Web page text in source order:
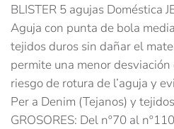
BLISTER 5 agujas Doméstica
Aguja con punta de bola
tejidos duros sin dañar el
permite una menor
riesgo de rotura de l’aguja y
Per a Denim (Tejanos) y
GROSORES: Del nº70 al